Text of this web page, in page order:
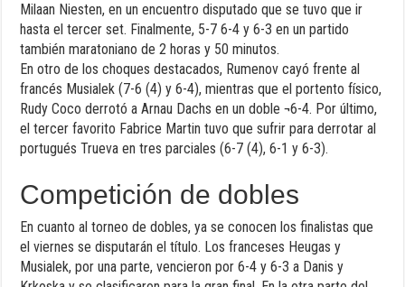
Milaan Niesten, en un encuentro disputado que se tuvo que ir
hasta el tercer set. Finalmente, 5-7 6-4 y 6-3 en un partido
también maratoniano de 2 horas y 50 minutos.
En otro de los choques destacados, Rumenov cayó frente al
francés Musialek (7-6 (4) y 6-4), mientras que el portento físico,
Rudy Coco derrotó a Arnau Dachs en un doble ¬6-4. Por último,
el tercer favorito Fabrice Martin tuvo que sufrir para derrotar al
portugués Trueva en tres parciales (6-7 (4), 6-1 y 6-3).
Competición de dobles
En cuanto al torneo de dobles, ya se conocen los finalistas que
el viernes se disputarán el título. Los franceses Heugas y
Musialek, por una parte, vencieron por 6-4 y 6-3 a Danis y